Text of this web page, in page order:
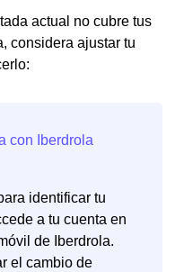
actual no cubre tus
considera ajustar tu
identificar tu
a tu cuenta en
de Iberdrola.
el cambio de